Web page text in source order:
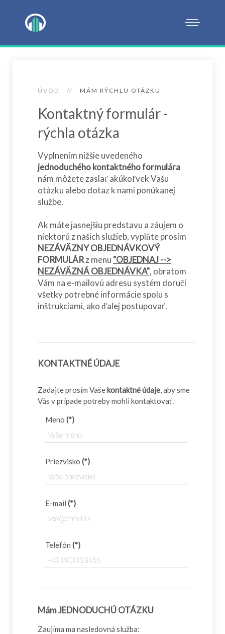
ÚVOD MÁM RÝCHLU OTÁZKU
Kontaktný formulár -
rýchla otázka
Vyplnením nižšie uvedeného
jednoduchého kontaktného formulára
nám môžete zaslať akúkoľvek Vašu
otázku alebo dotaz k nami ponúkanej
službe.
Ak máte jasnejšiu predstavu a záujem o
niektorú z našich služieb, vyplňte prosím
NEZÁVÄZNY OBJEDNÁVKOVÝ
FORMULÁRz menu "OBJEDNAJ -->
NEZÁVÄZNÁ OBJEDNÁVKA", obratom
Vám na e-mailovú adresu systém doručí
všetky potrebné informácie spolu s
inštrukciami, ako ďalej postupovať.
KONTAKTNÉ ÚDAJE
Zadajte prosím Vašekontaktné údaje, aby sme
Vás v prípade potreby mohli kontaktovať.
Meno (*)
Priezvisko (*)
E-mail (*)
Telefón (*)
Mám JEDNODUCHÚ OTÁZKU
Zaujíma ma nasledovná služba: